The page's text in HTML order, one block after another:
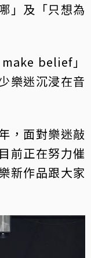
」及「只想為
belief」
樂迷沉浸在音
，面對樂迷敲
前正在努力催
新作品跟大家